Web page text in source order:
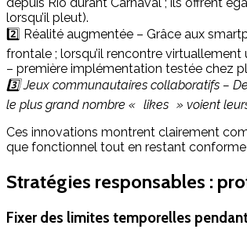
depuis Rio durant Carnaval ; ils offrent
lorsqu’il pleut).
2️⃣ Réalité augmentée – Grâce aux
frontale ; lorsqu’il rencontre
– première implémentation testée chez
3️⃣ Jeux communautaires collaboratifs –
le plus grand nombre « likes » voient
Ces innovations montrent clairement
que fonctionnel tout en restant conforme
Stratégies responsables :
Fixer des limites temporelles